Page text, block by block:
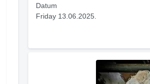
Datum
Friday 13.06.2025.